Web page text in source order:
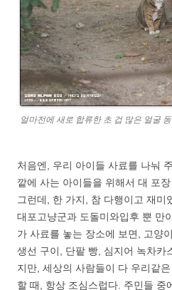
얼마전에 새로 합류한 초 겁 많은 얼굴
처음엔, 우리 아이들 사료를 나눠
깥에 사는 아이들을 위해서 대 포
그런데, 한 가지, 참 다행이고 재미
대포고냥군과 도돌미와입후 뿐 만
가 사료를 놓는 장소에 보면, 고양
생선 구이, 단팥 빵, 심지어 녹차카
지만, 세상의 사람들이 다 우리같
할 때, 항상 조심스럽다. 주민들 중